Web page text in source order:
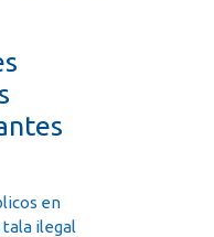
en
ilegal